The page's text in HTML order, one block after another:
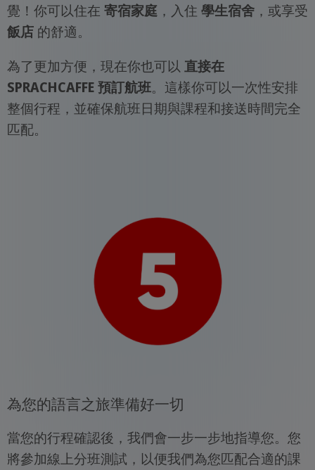
覺！你可以住在 寄宿家庭，入住 學生宿舍，或享受
飯店的舒適。
為了更加方便，現在你也可以 直接在
SPRACHCAFFE 預訂航班。這樣你可以一次性安排
整個行程，並確保航班日期與課程和接送時間完全
匹配。
為您的語言之旅準備好一切
當您的行程確認後，我們會一步一步地指導您。您
將參加線上分班測試，以便我們為您匹配合適的課